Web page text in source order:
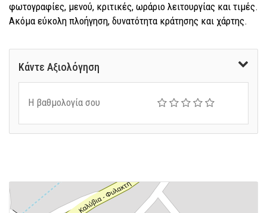
φωτογραφίες, μενού, κριτικές, ωράριο λειτουργίας και τιμές.
Ακόμα εύκολη πλοήγηση, δυνατότητα κράτησης και χάρτης.
Κάντε Αξιολόγηση
Η βαθμολογία σου